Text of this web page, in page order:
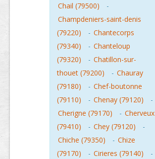
Chail (79500)
-
Champdeniers-saint-denis
(79220)
- Chantecorps
(79340)
- Chanteloup
(79320)
- Chatillon-sur-
thouet (79200)
- Chauray
(79180)
- Chef-boutonne
(79110)
- Chenay (79120)
-
Cherigne (79170)
- Cherveux
(79410)
- Chey (79120)
-
Chiche (79350)
- Chize
(79170)
- Cirieres (79140) -